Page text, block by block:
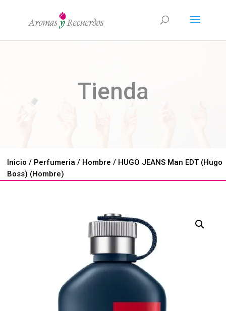
Tienda
Inicio / Perfumeria / Hombre / HUGO JEANS Man EDT (Hugo
Boss) (Hombre)